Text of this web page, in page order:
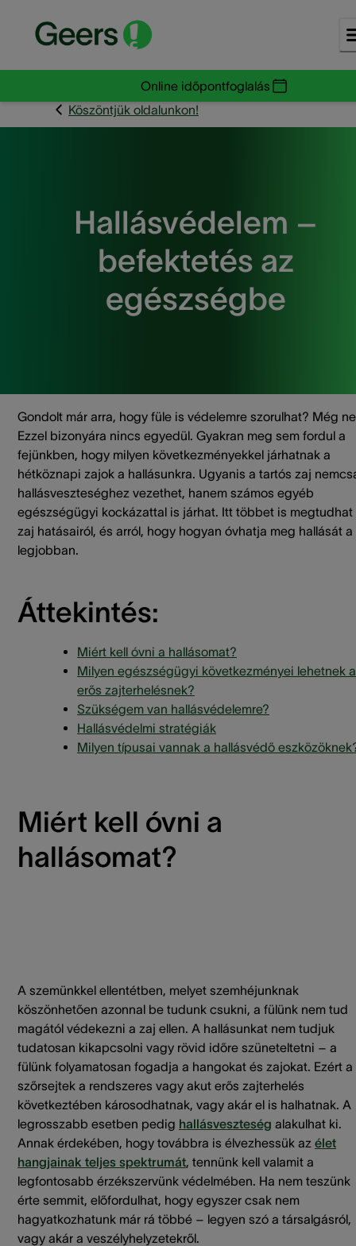
Online időpontfoglalás
Köszöntjük oldalunkon!
Hallásvédelem –
befektetés az
egészségbe
Gondolt már arra, hogy füle is védelemre szorulhat? Még
Ezzel bizonyára nincs egyedül. Gyakran meg sem fordul a
fejünkben, hogy milyen következményekkel járhatnak a
hétköznapi zajok a hallásunkra. Ugyanis a tartós zaj
hallásveszteséghez vezethet, hanem számos egyéb
egészségügyi kockázattal is járhat. Itt többet is megtudhat
zaj hatásairól, és arról, hogy hogyan óvhatja meg hallását a
legjobban.
Áttekintés:
Miért kell óvni a hallásomat?
Milyen egészségügyi következményei lehetnek
erős zajterhelésnek?
Szükségem van hallásvédelemre?
Hallásvédelmi stratégiák
Milyen típusai vannak a hallásvédő
Miért kell óvni a
hallásomat?
A szemünkkel ellentétben, melyet szemhéjunknak
köszönhetően azonnal be tudunk csukni, a fülünk nem tud
magától védekezni a zaj ellen. A hallásunkat nem tudjuk
tudatosan kikapcsolni vagy rövid időre szüneteltetni – a
fülünk folyamatosan fogadja a hangokat és zajokat. Ezért a
szőrsejtek a rendszeres vagy akut erős zajterhelés
következtében károsodhatnak, vagy akár el is halhatnak. A
legrosszabb esetben pedig hallásveszteség alakulhat ki.
Annak érdekében, hogy továbbra is élvezhessük az élet
hangjainak teljes spektrumát, tennünk kell valamit a
legfontosabb érzékszervünk védelmében. Ha nem teszünk
érte semmit, előfordulhat, hogy egyszer csak nem
hagyatkozhatunk már rá többé – legyen szó a társalgásról,
vagy akár a veszélyhelyzetekről.